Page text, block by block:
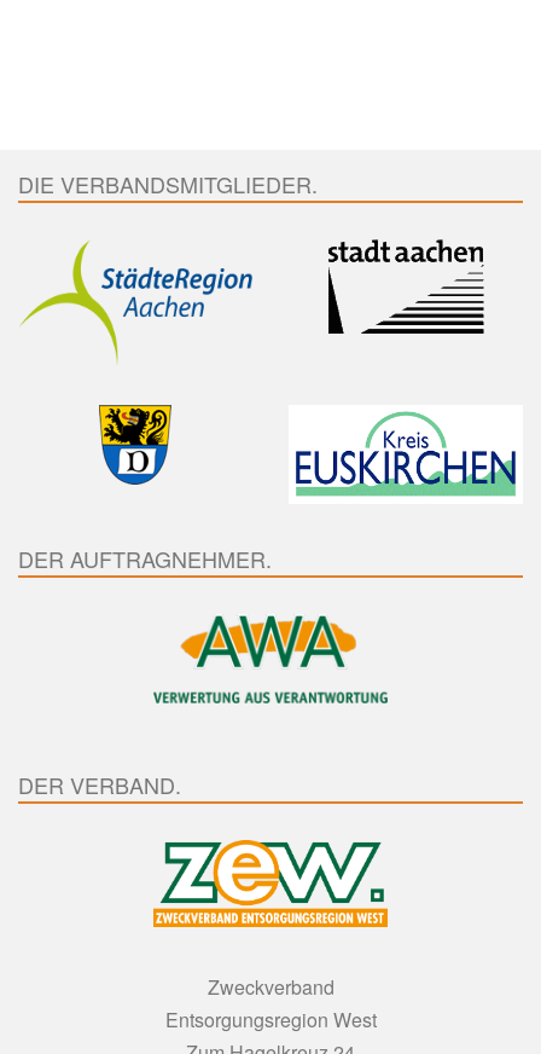
DIE VERBANDSMITGLIEDER.
DER AUFTRAGNEHMER.
DER VERBAND.
Zweckverband
Entsorgungsregion West